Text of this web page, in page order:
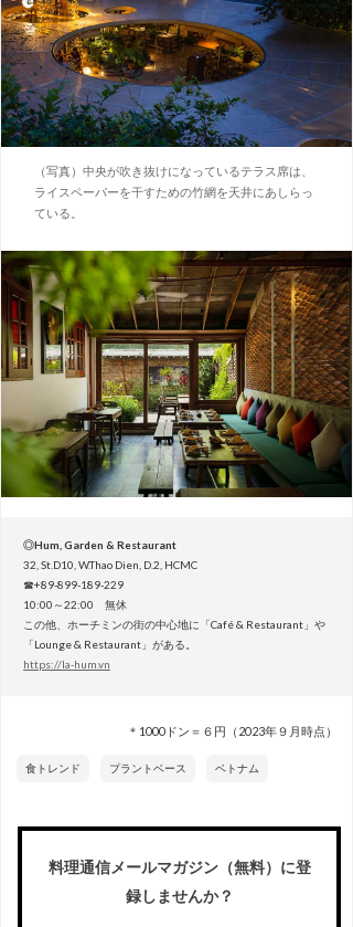
（写真）中央が吹き抜けになっているテラス席は、
ライスペーパーを干すための竹網を天井にあしらっ
ている。
◎Hum, Garden & Restaurant
32, St.D10, W.Thao Dien, D.2, HCMC
☎+89-899-189-229
10:00～22:00 無休
この他、ホーチミンの街の中心地に「Café & Restaurant」や
「Lounge & Restaurant」がある。
https://la-hum.vn
＊1000ドン＝６円（2023年９月時点）
食トレンド プラントベース ベトナム
料理通信メールマガジン（無料）に登
録しませんか？